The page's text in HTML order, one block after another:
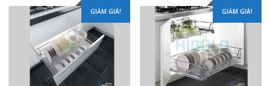
GIẢM GIÁ! GIẢM GIÁ!